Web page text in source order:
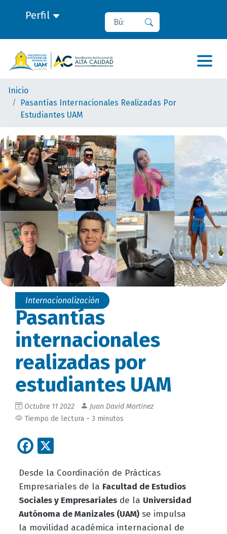
Perfil Buscar
Inicio
Pasantías Internacionales Realizadas Por
Estudiantes UAM
Internacionalización
Pasantías
internacionales
realizadas por
estudiantes UAM
Octubre 11 2022
Juan David Martinez
Tiempo de lectura ~ 3 minutos
Facebook
Desde la Coordinación de Prácticas
Empresariales de la Facultad de Estudios
Sociales y Empresarialesde la Universidad
Autónoma de Manizales (UAM)se impulsa
la movilidad académica internacional de